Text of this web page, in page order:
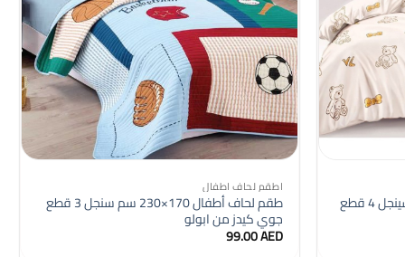
+
طقم لحاف أطفال 160×230 سم سينجل 4 قطع
اطقم لحاف اطفال
طقم لحاف أطفال 170×230 سم سنجل 3 قطع
جوي كيدز من ابولو
99.00AED